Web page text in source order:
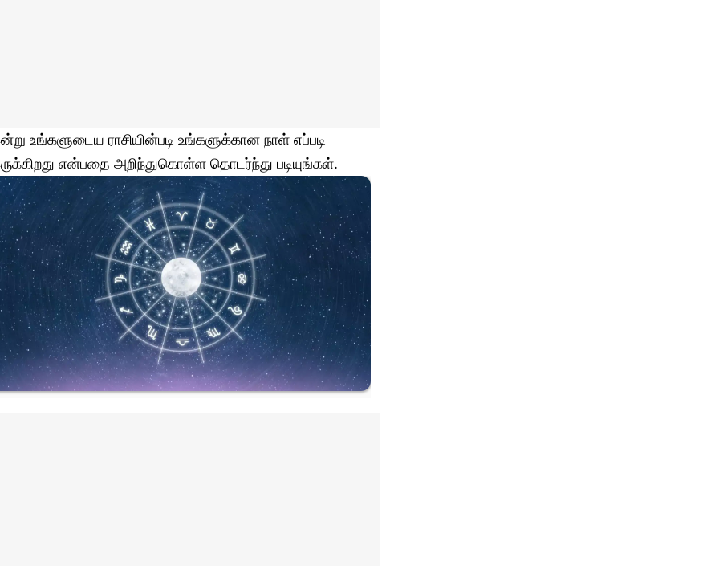
உங்களுடைய ராசியின்படி உங்களுக்கான நாள் எப்படி
என்பதை அறிந்துகொள்ள தொடர்ந்து படியுங்கள்.